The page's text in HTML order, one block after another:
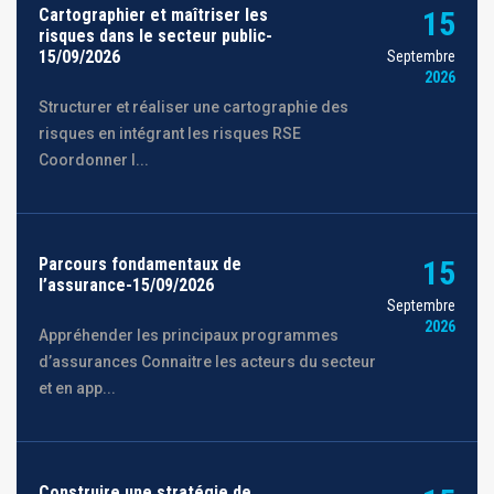
Cartographier et maîtriser les
risques dans le secteur public-
15/09/2026
Structurer et réaliser une cartographie des
risques en intégrant les risques RSE
Coordonner l...
15
Septembre
2026
Parcours fondamentaux de
l’assurance-15/09/2026
Appréhender les principaux programmes
d’assurances Connaitre les acteurs du secteur
et en app...
15
Septembre
2026